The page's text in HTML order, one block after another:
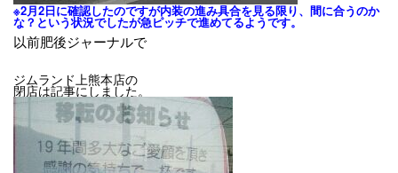
※2月2日に確認したのですが内装の進み具合を見る限り、間に合うのか
な？という状況でしたが急ピッチで進めてるようです。
以前肥後ジャーナルで
ジムランド上熊本店の
閉店は記事にしました。